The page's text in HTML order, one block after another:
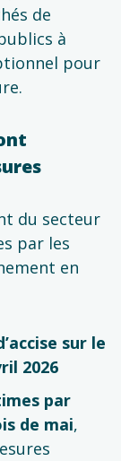
de
à
pour
du secteur
par les
en
sur le
2026
par
de mai,